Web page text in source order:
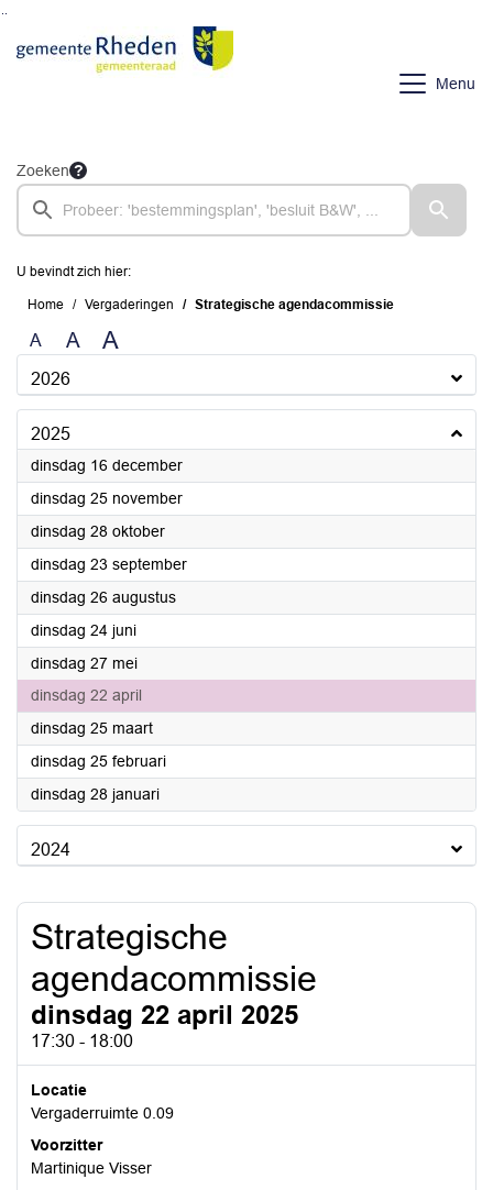
Ga naar de inhoud van deze pagina
Menu
Zoeken
U bevindt zich hier:
Home Vergaderingen Strategische agendacommissie
A A A
2026
2025
dinsdag 16 december2025
dinsdag 25 november2025
dinsdag 28 oktober2025
dinsdag 23 september2025
dinsdag 26 augustus2025
dinsdag 24 juni2025
dinsdag 27 mei2025
dinsdag 22 april
dinsdag 25 maart2025
dinsdag 25 februari2025
dinsdag 28 januari2025
2024
Strategische
agendacommissie
dinsdag 22 april 2025
17:30 - 18:00
Locatie
Vergaderruimte 0.09
Voorzitter
Martinique Visser